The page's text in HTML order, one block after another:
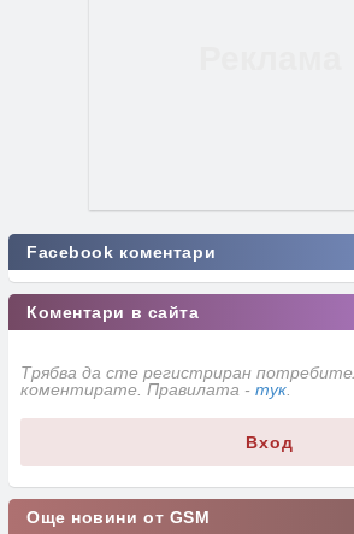
Facebook коментари
Коментари в сайта
Трябва да сте регистриран
коментирате. Правилата - тук
Вход
Още новини от GSM